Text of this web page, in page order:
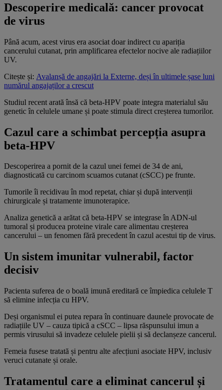
Descoperire medicală: cancer provocat
de virus
Până acum, acest virus era asociat doar indirect cu apariția
cancerului cutanat, prin amplificarea efectelor nocive ale radiațiilor
UV.
Citește și: Avalanșă de angajări la Externe, deși în ultimele șase luni
numărul angajaților a crescut
Studiul recent arată însă că beta-HPV poate integra materialul său
genetic în celulele umane și poate stimula direct creșterea tumorilor.
Cazul care a schimbat percepția asupra
beta-HPV
Descoperirea a pornit de la cazul unei femei de 34 de ani,
diagnosticată cu carcinom scuamos cutanat (cSCC) pe frunte.
Tumorile îi recidivau în mod repetat, chiar și după intervenții
chirurgicale și tratamente imunoterapice.
Analiza genetică a arătat că beta-HPV se integrase în ADN-ul
tumoral și producea proteine virale care alimentau creșterea
cancerului – un fenomen fără precedent în cazul acestui tip de virus.
Un sistem imunitar vulnerabil, factor
decisiv
Pacienta suferea de o boală imună ereditară ce împiedica celulele T
să elimine infecția cu HPV.
Deși organismul ei putea repara în continuare daunele provocate de
radiațiile UV – cauza tipică a cSCC – lipsa răspunsului imun a
permis virusului să invadeze celulele pielii și să declanșeze cancerul.
Femeia fusese tratată și pentru alte afecțiuni asociate HPV, inclusiv
veruci cutanate și orale.
Tratamentul care a eliminat cancerul și